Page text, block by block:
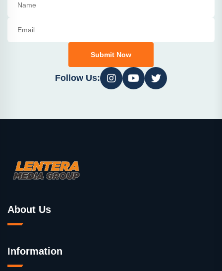
Submit Now
Follow Us:
About Us
Information